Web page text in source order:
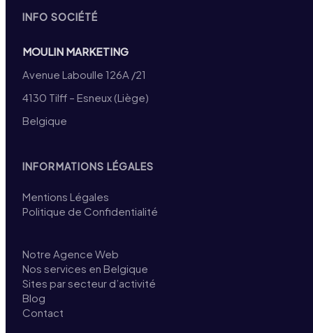
INFO SOCIÉTÉ
MOULIN MARKETING
Avenue Laboulle 126A /21
4130 Tilff – Esneux (Liège)
Belgique
INFORMATIONS LÉGALES
Mentions Légales
Politique de Confidentialité
Notre Agence Web
Nos services en Belgique
Sites par secteur d’activité
Blog
Contact